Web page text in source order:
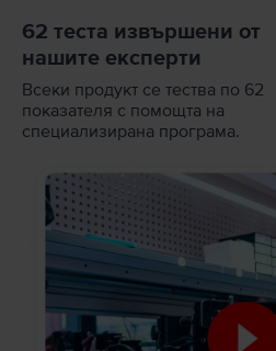
62 теста извършени от
нашите експерти
Всеки продукт се тества по 62
показателя с помощта на
специализирана програма.